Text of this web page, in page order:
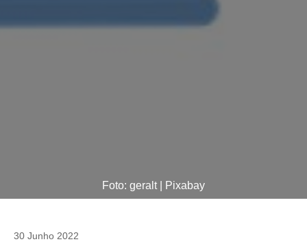
Foto: geralt | Pixabay
30 Junho 2022